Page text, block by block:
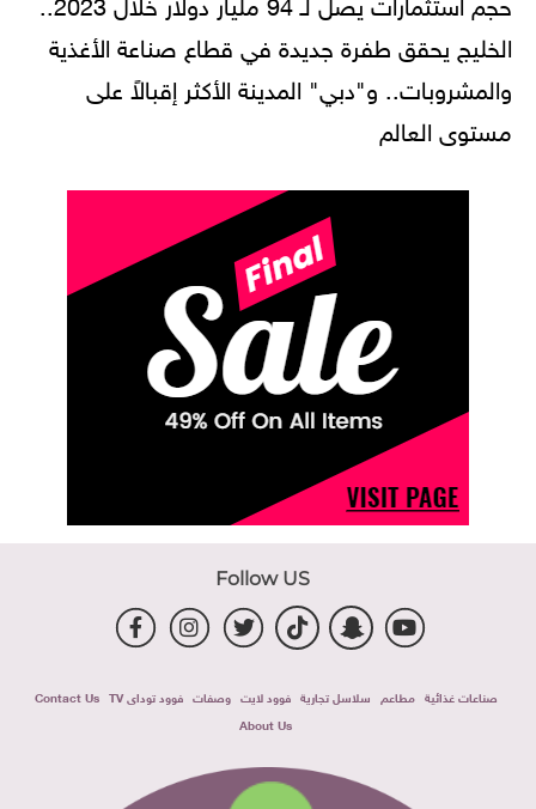
الخليج يحقق طفرة جديدة في قطاع صناعة الأغذية
والمشروبات.. و"دبي" المدينة الأكثر إقبالاً على
مستوى العالم
Follow US
صناعات غذائية مطاعم سلاسل تجارية فوود لايت وصفات فوود توداى TV
Contact Us
About Us